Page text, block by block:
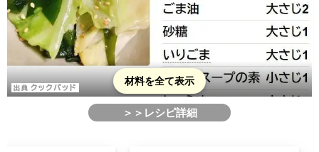
材料を全て表示
＞＞レシピ詳細